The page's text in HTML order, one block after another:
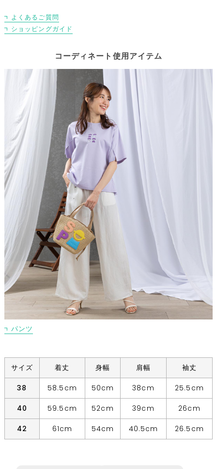
よくあるご質問
ショッピングガイド
コーディネート使用アイテム
パンツ
サイズ 着丈 身幅 肩幅 袖丈
38 58.5cm 50cm 38cm 25.5cm
40 59.5cm 52cm 39cm 26cm
42 61cm 54cm 40.5cm 26.5cm